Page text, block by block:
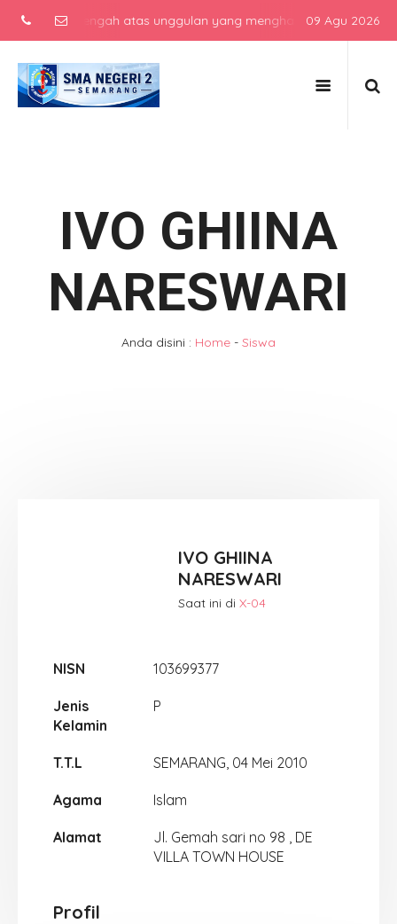
menengah atas unggulan yang menghasilkan lulusan
09 Agu 2026
IVO GHIINA
NARESWARI
Anda disini : Home - Siswa
IVO GHIINA
NARESWARI
Saat ini diX-04
NISN 103699377
Jenis
Kelamin
P
T.T.L SEMARANG, 04 Mei 2010
Agama Islam
Alamat
Jl. Gemah sari no 98 , DE
VILLA TOWN HOUSE
Profil